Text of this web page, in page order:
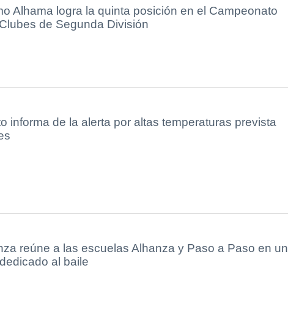
Alhama logra la quinta posición en el Campeonato
de Segunda División
informa de la alerta por altas temperaturas prevista
reúne a las escuelas Alhanza y Paso a Paso en un
al baile